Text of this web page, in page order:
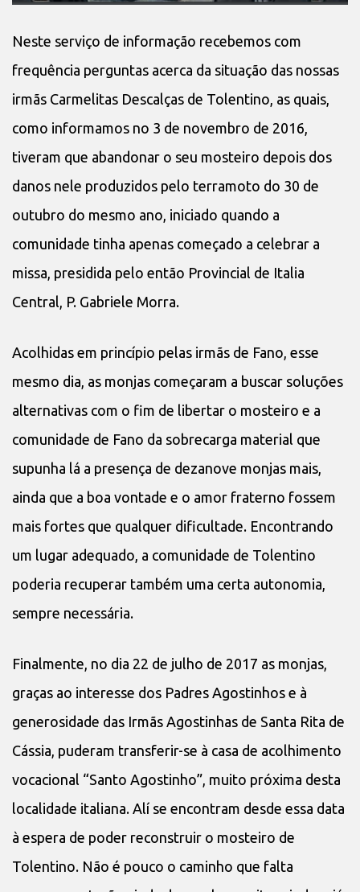
Neste serviço de informação recebemos com
frequência perguntas acerca da situação das nossas
irmãs Carmelitas Descalças de Tolentino, as quais,
como informamos no 3 de novembro de 2016,
tiveram que abandonar o seu mosteiro depois dos
danos nele produzidos pelo terramoto do 30 de
outubro do mesmo ano, iniciado quando a
comunidade tinha apenas começado a celebrar a
missa, presidida pelo então Provincial de Italia
Central, P. Gabriele Morra.
Acolhidas em princípio pelas irmãs de Fano, esse
mesmo dia, as monjas começaram a buscar soluções
alternativas com o fim de libertar o mosteiro e a
comunidade de Fano da sobrecarga material que
supunha lá a presença de dezanove monjas mais,
ainda que a boa vontade e o amor fraterno fossem
mais fortes que qualquer dificultade. Encontrando
um lugar adequado, a comunidade de Tolentino
poderia recuperar também uma certa autonomia,
sempre necessária.
Finalmente, no dia 22 de julho de 2017 as monjas,
graças ao interesse dos Padres Agostinhos e à
generosidade das Irmãs Agostinhas de Santa Rita de
Cássia, puderam transferir-se à casa de acolhimento
vocacional “Santo Agostinho”, muito próxima desta
localidade italiana. Alí se encontram desde essa data
à espera de poder reconstruir o mosteiro de
Tolentino. Não é pouco o caminho que falta